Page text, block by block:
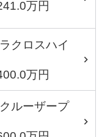
万円
クロスハイ
万円
ルーザープ